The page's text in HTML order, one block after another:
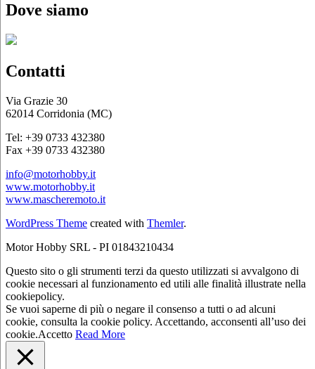
Dove siamo
Contatti
Via Grazie 30
62014 Corridonia (MC)
Tel: +39 0733 432380
Fax +39 0733 432380
info@motorhobby.it
www.motorhobby.it
www.mascheremoto.it
WordPress Theme created with Themler.
Motor Hobby SRL - PI 01843210434
Questo sito o gli strumenti terzi da questo utilizzati si avvalgono di
cookie necessari al funzionamento ed utili alle finalità illustrate nella
cookiepolicy.
Se vuoi saperne di più o negare il consenso a tutti o ad alcuni
cookie, consulta la cookie policy. Accettando, acconsenti all’uso dei
cookie.Accetto Read More